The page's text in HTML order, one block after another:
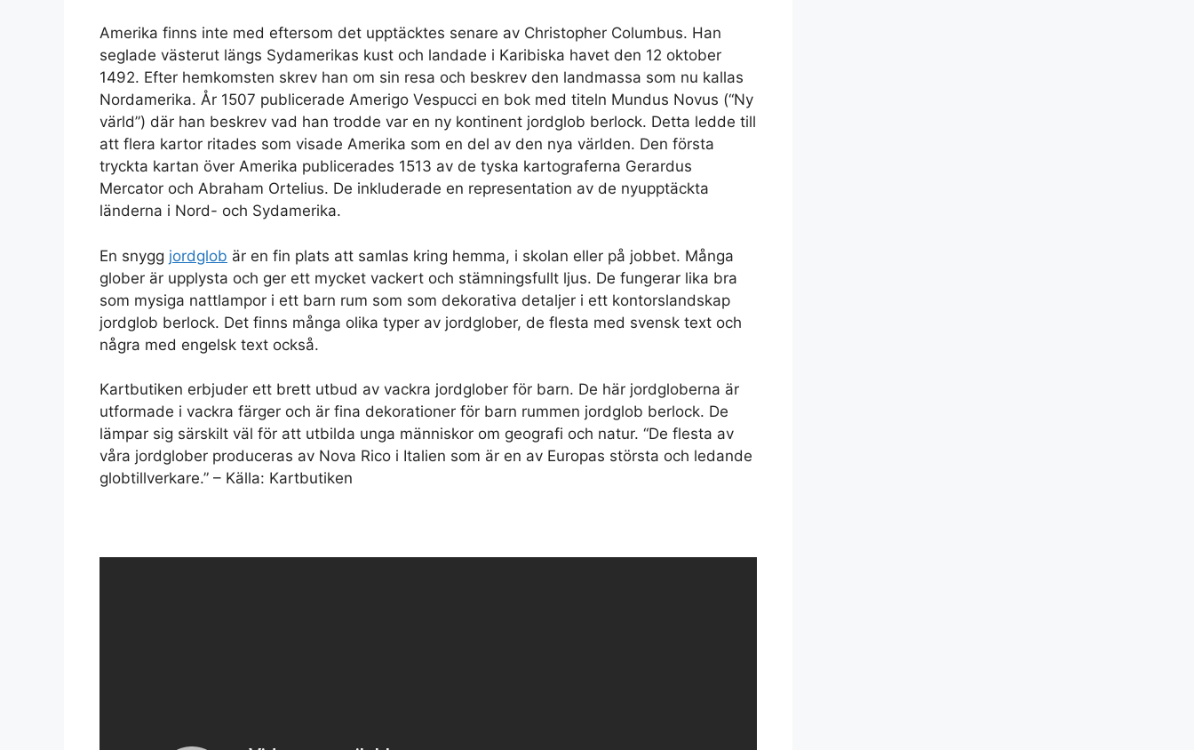
Amerika finns inte med eftersom det upptäcktes senare av Christopher Columbus. Han
seglade västerut längs Sydamerikas kust och landade i Karibiska havet den 12 oktober
1492. Efter hemkomsten skrev han om sin resa och beskrev den landmassa som nu kallas
Nordamerika. År 1507 publicerade Amerigo Vespucci en bok med titeln Mundus Novus (“Ny
värld”) där han beskrev vad han trodde var en ny kontinent jordglob berlock. Detta ledde till
att flera kartor ritades som visade Amerika som en del av den nya världen. Den första
tryckta kartan över Amerika publicerades 1513 av de tyska kartograferna Gerardus
Mercator och Abraham Ortelius. De inkluderade en representation av de nyupptäckta
länderna i Nord- och Sydamerika.
En snygg jordglob är en fin plats att samlas kring hemma, i skolan eller på jobbet. Många
glober är upplysta och ger ett mycket vackert och stämningsfullt ljus. De fungerar lika bra
som mysiga nattlampor i ett barn rum som som dekorativa detaljer i ett kontorslandskap
jordglob berlock. Det finns många olika typer av jordglober, de flesta med svensk text och
några med engelsk text också.
Kartbutiken erbjuder ett brett utbud av vackra jordglober för barn. De här jordgloberna är
utformade i vackra färger och är fina dekorationer för barn rummen jordglob berlock. De
lämpar sig särskilt väl för att utbilda unga människor om geografi och natur. “De flesta av
våra jordglober produceras av Nova Rico i Italien som är en av Europas största och ledande
globtillverkare.” – Källa: Kartbutiken